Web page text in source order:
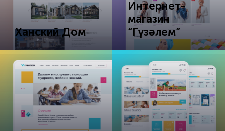
Ханский Дом
Интернет-
магазин
“Гүзәлем”